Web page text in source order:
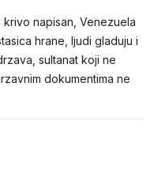
napisan, Venezuela
hrane, ljudi gladuju i
sultanat koji ne
dokumentima ne